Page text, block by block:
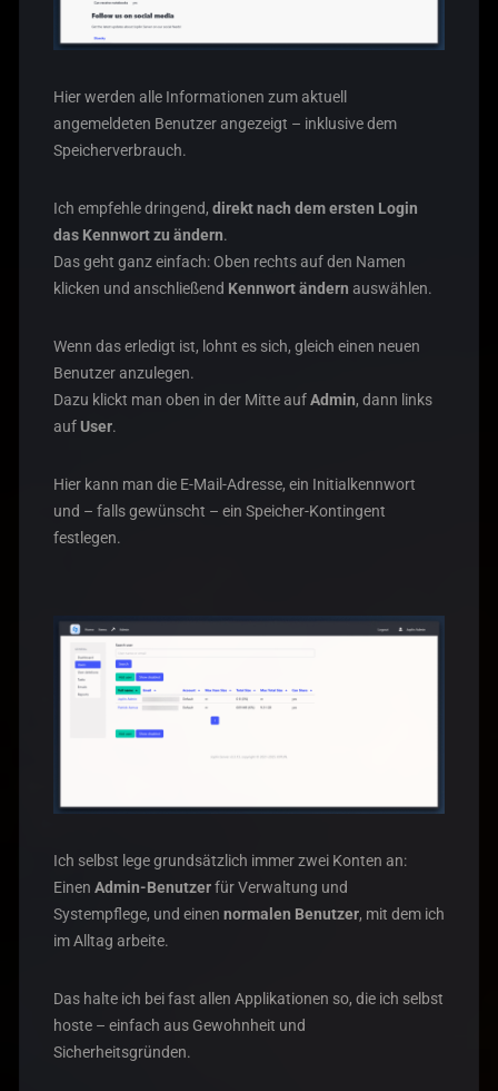
Hier werden alle Informationen zum aktuell
angemeldeten Benutzer angezeigt – inklusive dem
Speicherverbrauch.
Ich empfehle dringend, direkt nach dem ersten Login
das Kennwort zu ändern.
Das geht ganz einfach: Oben rechts auf den Namen
klicken und anschließend Kennwort ändern auswählen.
Wenn das erledigt ist, lohnt es sich, gleich einen neuen
Benutzer anzulegen.
Dazu klickt man oben in der Mitte aufAdmin, dann links
aufUser.
Hier kann man die E-Mail-Adresse, ein Initialkennwort
und – falls gewünscht – ein Speicher-Kontingent
festlegen.
Ich selbst lege grundsätzlich immer zwei Konten an:
Einen Admin-Benutzerfür Verwaltung und
Systempflege, und einen normalen Benutzer, mit dem ich
im Alltag arbeite.
Das halte ich bei fast allen Applikationen so, die ich selbst
hoste – einfach aus Gewohnheit und
Sicherheitsgründen.